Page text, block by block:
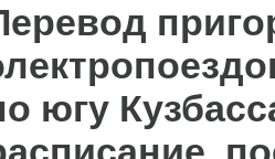
югу